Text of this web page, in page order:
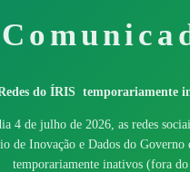
do ÍRIS temporariamente
4 de julho de 2026, as redes
de Inovação e Dados do Governo
temporariamente inativos (fora do